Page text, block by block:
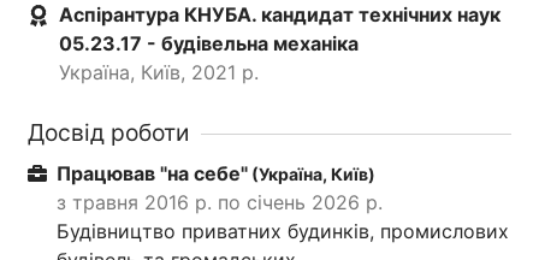
Аспірантура КНУБА. кандидат технічних наук
05.23.17 - будівельна механіка
Україна, Київ, 2021 р.
Досвід роботи
Працював "на себе" (Україна, Київ)
з травня 2016 р. по січень 2026 р.
Будівництво приватних будинків, промислових